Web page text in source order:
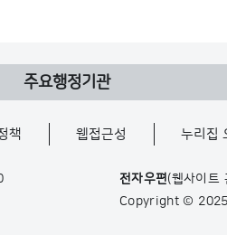
주요행정기관
책 웹접근성 누리집
전자우편(웹사이
Copyright © 2025